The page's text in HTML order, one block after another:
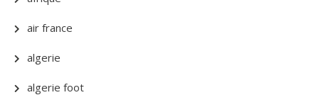
air france
algerie
algerie foot